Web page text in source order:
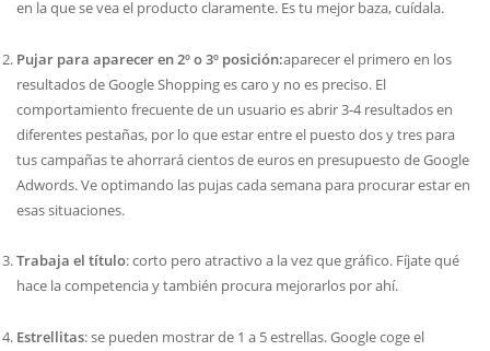
en la que se vea el producto claramente. Es tu mejor baza, cuídala.
Pujar para aparecer en 2º o 3º posición:aparecer el primero en los
resultados de Google Shopping es caro y no es preciso. El
comportamiento frecuente de un usuario es abrir 3-4 resultados en
diferentes pestañas, por lo que estar entre el puesto dos y tres para
tus campañas te ahorrará cientos de euros en presupuesto de Google
Adwords. Ve optimando las pujas cada semana para procurar estar en
esas situaciones.
Trabaja el título: corto pero atractivo a la vez que gráfico. Fíjate qué
hace la competencia y también procura mejorarlos por ahí.
Estrellitas: se pueden mostrar de 1 a 5 estrellas. Google coge el